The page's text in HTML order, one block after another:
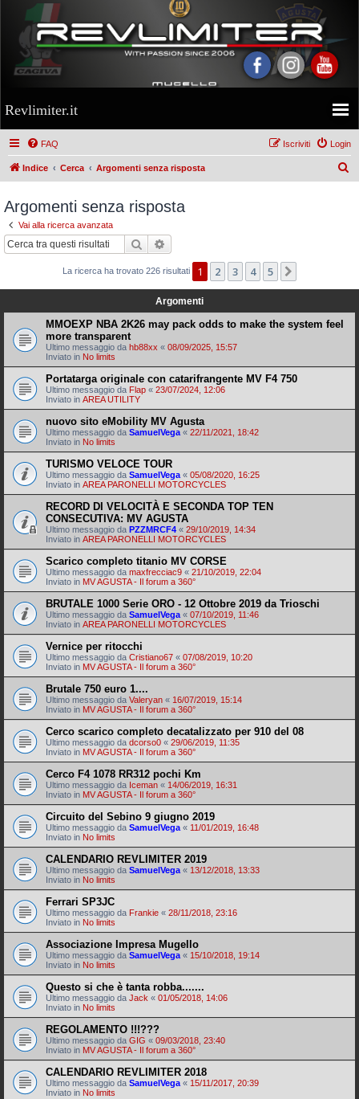
Revlimiter.it
FAQ Login
Iscriviti
Indice Cerca Argomenti senza risposta
Argomenti senza risposta
Vai alla ricerca avanzata
Cerca
La ricerca ha trovato 226 risultati 1 2 3 4 5
Argomenti
MMOEXP NBA 2K26 may pack odds to make the system feel
more transparent
Ultimo messaggio da hb88xx « 08/09/2025, 15:57
Inviato in No limits
Portatarga originale con catarifrangente MV F4 750
Ultimo messaggio da Flap « 23/07/2024, 12:06
Inviato in AREA UTILITY
nuovo sito eMobility MV Agusta
Ultimo messaggio da SamuelVega« 22/11/2021, 18:42
Inviato in No limits
TURISMO VELOCE TOUR
Ultimo messaggio da SamuelVega« 05/08/2020, 16:25
Inviato in AREA PARONELLI MOTORCYCLES
RECORD DI VELOCITÀ E SECONDA TOP TEN
CONSECUTIVA: MV AGUSTA
Ultimo messaggio da PZZMRCF4 « 29/10/2019, 14:34
Inviato in AREA PARONELLI MOTORCYCLES
Scarico completo titanio MV CORSE
Ultimo messaggio da maxfrecciac9 « 21/10/2019, 22:04
Inviato in MV AGUSTA - Il forum a 360°
BRUTALE 1000 Serie ORO - 12 Ottobre 2019 da Trioschi
Ultimo messaggio da SamuelVega« 07/10/2019, 11:46
Inviato in AREA PARONELLI MOTORCYCLES
Vernice per ritocchi
Ultimo messaggio da Cristiano67 « 07/08/2019, 10:20
Inviato in MV AGUSTA - Il forum a 360°
Brutale 750 euro 1....
Ultimo messaggio da Valeryan « 16/07/2019, 15:14
Inviato in MV AGUSTA - Il forum a 360°
Cerco scarico completo decatalizzato per 910 del 08
Ultimo messaggio da dcorso0 « 29/06/2019, 11:35
Inviato in MV AGUSTA - Il forum a 360°
Cerco F4 1078 RR312 pochi Km
Ultimo messaggio da Iceman « 14/06/2019, 16:31
Inviato in MV AGUSTA - Il forum a 360°
Circuito del Sebino 9 giugno 2019
Ultimo messaggio da SamuelVega« 11/01/2019, 16:48
Inviato in No limits
CALENDARIO REVLIMITER 2019
Ultimo messaggio da SamuelVega« 13/12/2018, 13:33
Inviato in No limits
Ferrari SP3JC
Ultimo messaggio da Frankie « 28/11/2018, 23:16
Inviato in No limits
Associazione Impresa Mugello
Ultimo messaggio da SamuelVega« 15/10/2018, 19:14
Inviato in No limits
Questo si che è tanta robba.......
Ultimo messaggio da Jack « 01/05/2018, 14:06
Inviato in No limits
REGOLAMENTO !!!???
Ultimo messaggio da GIG « 09/03/2018, 23:40
Inviato in MV AGUSTA - Il forum a 360°
CALENDARIO REVLIMITER 2018
Ultimo messaggio da SamuelVega« 15/11/2017, 20:39
Inviato in No limits